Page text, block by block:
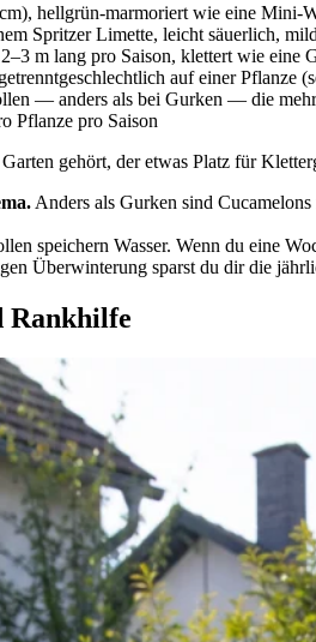
hellgrün-marmoriert wie eine Mini-
Spritzer Limette, leicht säuerlich, mild
m lang pro Saison, klettert wie eine
auf einer Pflanze
— anders als bei Gurken — die
Pflanze pro Saison
gehört, der etwas Platz für
Anders als Gurken sind
speichern Wasser. Wenn du eine
Überwinterung sparst du dir die
Rankhilfe